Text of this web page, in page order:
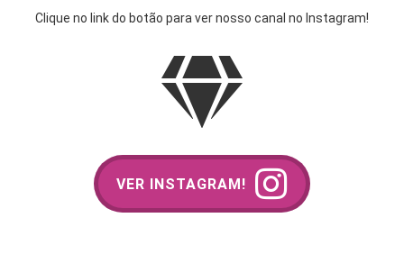
Clique no link do botão para ver nosso canal no Instagram!
VER INSTAGRAM!